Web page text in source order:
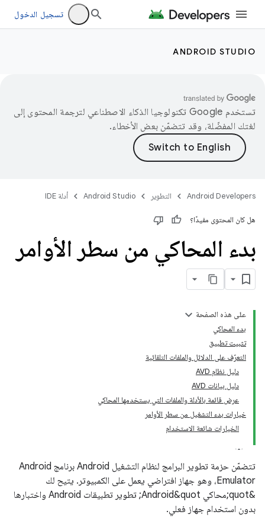
تسجيل الدخول
ANDROID STUDIO
تستخدم Google تكنولوجيا الذكاء الاصطناعي لترجمة المحتوى إلى
لغتك المفضّلة، وقد تتضمّن بعض الأخطاء.
Android Developers التطوير Android Studio أدلة IDE
هل كان المحتوى مفيدًا؟
بدء المحاكي من سطر الأوامر
على هذه الصفحة
بدء المحاكي
تثبيت تطبيق
التعرّف على الدلائل والملفات التلقائية
دليل نظام AVD
دليل بيانات AVD
عرض قائمة بالأدلة والملفات التي يستخدمها المحاكي
خيارات بدء التشغيل من سطر الأوامر
الخيارات شائعة الاستخدام
تتضمّن حزمة تطوير البرامج لنظام التشغيل Android برنامج Android
Emulator، وهو جهاز افتراضي يعمل على الكمبيوتر. يتيح لك
&quot;محاكي Android&quot; تطوير تطبيقات Android واختبارها
بدون استخدام جهاز فعلي.